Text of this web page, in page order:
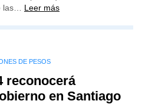
las… Leer más
DE PESOS
reconocerá
en Santiago